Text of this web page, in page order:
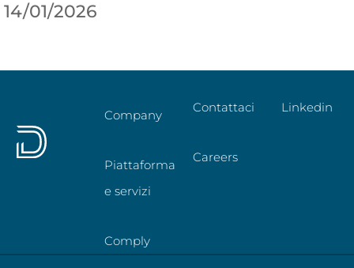
14/01/2026
Company
Piattaforma
e servizi
Comply
Contattaci
Careers
Linkedin